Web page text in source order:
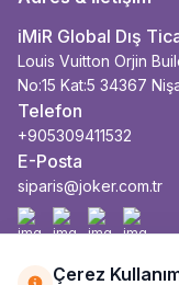
iMiR Global Dış
Louis Vuitton Orjin
No:15 Kat:5 34367
Telefon
+905309411532
E-Posta
siparis@joker.com.tr
Facebook
İnstagram
Youtube
Çerez